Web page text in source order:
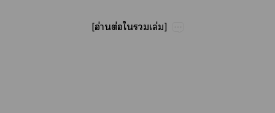
[อ่​ต่​​​ล่]